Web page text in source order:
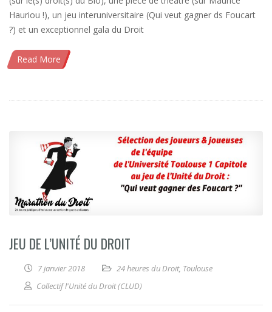
Hauriou !), un jeu interuniversitaire (Qui veut gagner ds Foucart
?) et un exceptionnel gala du Droit
Read More
JEU DE L’UNITÉ DU DROIT
7 janvier 2018 24 heures du Droit, Toulouse
Collectif l'Unité du Droit (CLUD)